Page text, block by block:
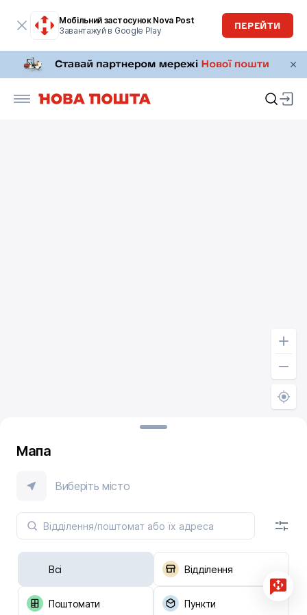
Мобільний застосунок Nova Post
Завантажуй в Google Play
ПЕРЕЙТИ
Мапа
Виберіть місто
Всі Відділення
Поштомати Пункти